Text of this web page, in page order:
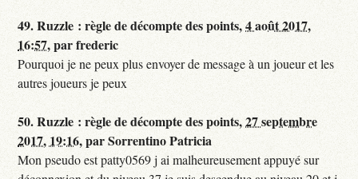
49.Ruzzle : règle de décompte des points,4 août 2017,
16:57,parfrederic
Pourquoi je ne peux plus envoyer de message à un joueur et les
autres joueurs je peux
50.Ruzzle : règle de décompte des points,27 septembre
2017, 19:16,parSorrentino Patricia
Mon pseudo est patty0569 j ai malheureusement appuyé sur